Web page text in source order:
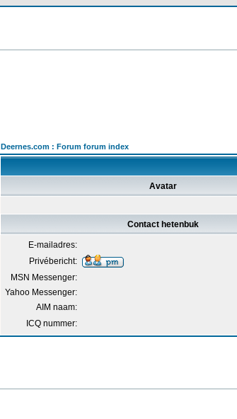
Deernes.com : Forum forum index
Avatar
Contact hetenbuk
E-mailadres:
Privébericht:
MSN Messenger:
Yahoo Messenger:
AIM naam:
ICQ nummer: